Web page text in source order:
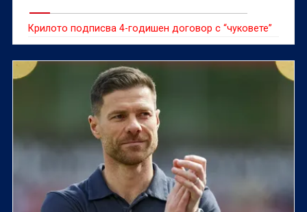
Крилото подписва 4-годишен договор с “чуковете”